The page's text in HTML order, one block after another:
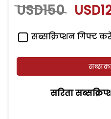
USD150
सब्सक्रिप्शन गिफ्ट
सरिता